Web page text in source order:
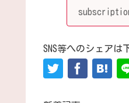
SNS等へのシェアは